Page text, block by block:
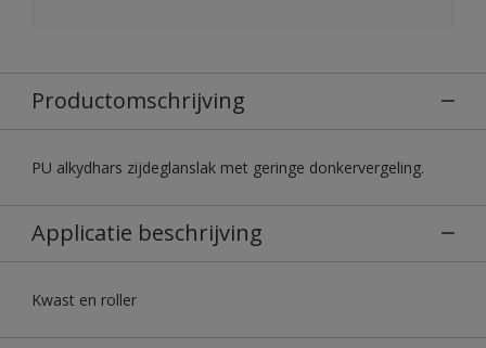
Productomschrijving
PU alkydhars zijdeglanslak met geringe donkervergeling.
Applicatie beschrijving
Kwast en roller